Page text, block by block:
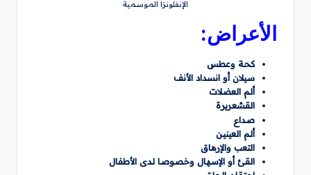
الإنفلونزا الموسمية
الأعراض:
كحة وعطس
سيلان أو انسداد الأنف
ألم العضلات
القشعريرة
صداع
ألم العينين
التعب والإرهاق
القئ أو الإسهال وخصوصا لدى الأطفال